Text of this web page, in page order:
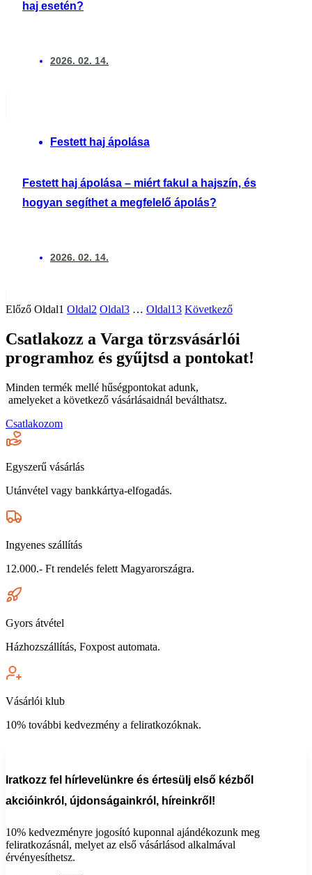
haj esetén?
2026. 02. 14.
Festett haj ápolása
Festett haj ápolása – miért fakul a hajszín, és
hogyan segíthet a megfelelő ápolás?
2026. 02. 14.
Előző Oldal1 Oldal2 Oldal3 … Oldal13 Következő
Csatlakozz a Varga törzsvásárlói
programhoz és gyűjtsd a pontokat!
Minden termék mellé hűségpontokat adunk,
amelyeket a következő vásárlásaidnál beválthatsz.
Csatlakozom
Egyszerű vásárlás
Utánvétel vagy bankkártya-elfogadás.
Ingyenes szállítás
12.000.- Ft rendelés felett Magyarországra.
Gyors átvétel
Házhozszállítás, Foxpost automata.
Vásárlói klub
10% további kedvezmény a feliratkozóknak.
Iratkozz fel hírlevelünkre és értesülj első kézből
akcióinkról, újdonságainkról, híreinkről!
10% kedvezményre jogosító kuponnal ajándékozunk meg
feliratkozásnál, melyet az első vásárlásod alkalmával
érvényesíthetsz.